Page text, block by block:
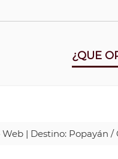
¿QUE
Web | Destino: Popayán